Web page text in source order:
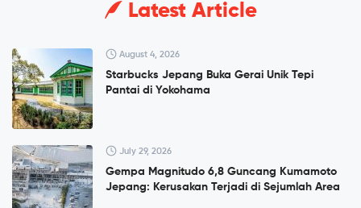
Latest Article
August 4, 2026
Starbucks Jepang Buka Gerai Unik Tepi
Pantai di Yokohama
July 29, 2026
Gempa Magnitudo 6,8 Guncang Kumamoto
Jepang: Kerusakan Terjadi di Sejumlah Area